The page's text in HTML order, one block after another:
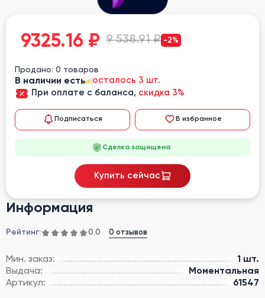
Информация
Рейтинг: 0.0 0 отзывов
Мин. заказ:
1 шт.
Выдача:
Моментальная
Артикул:
61547
9325.16 ₽ 9 538.91 ₽ -2%
Продано: 0 товаров
В наличии есть
осталось 3 шт.
При оплате с баланса, скидка 3%
Подписаться В избранное
Сделка защищена
Купить сейчас